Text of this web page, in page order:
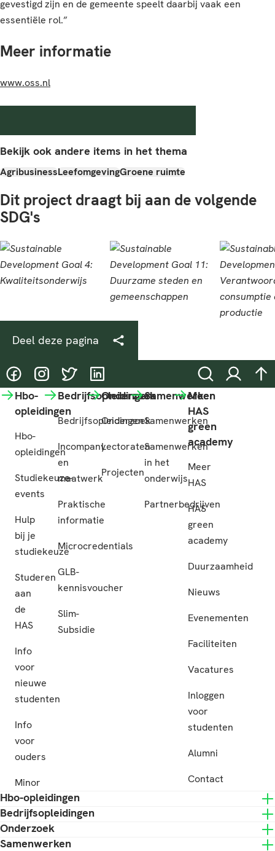
gevestigd zijn en de gemeente speelt daarbij vaak een
essentiële rol.”
Meer informatie
www.oss.nl
Bekijk ook andere items in het thema
AgribusinessLeefomgevingGroene ruimte
Dit project draagt bij aan de volgende
SDG's
Deel deze pagina
@HASgreenacademy
@HASgreenacademy
@greenacademyHAS
@HASgreenacademy ZoekenInloggen
Hbo-
opleidingen
Hbo-
opleidingen
Studiekeuze-
events
Hulp
bij je
studiekeuze
Studeren
aan
de
HAS
Info
voor
nieuwe
studenten
Info
voor
ouders
Minor
Bedrijfsopleidingen
Bedrijfsopleidingen
Incompany
en
maatwerk
Praktische
informatie
Microcredentials
GLB-
kennisvoucher
Slim-
Subsidie
Onderzoek
Onderzoek
Lectoraten
Projecten
Samenwerken
Samenwerken
Samenwerken
in het
onderwijs
Partnerbedrijven
Meer
HAS
green
academy
Meer
HAS
HAS
green
academy
Duurzaamheid
Nieuws
Evenementen
Faciliteiten
Vacatures
Inloggen
voor
studenten
Alumni
Contact
Hbo-opleidingen
Bedrijfsopleidingen
Onderzoek
Samenwerken